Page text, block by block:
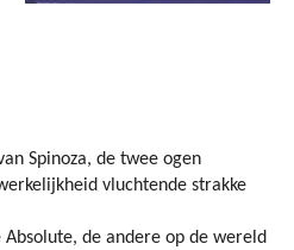
Spinoza, de twee ogen
vluchtende strakke
de andere op de wereld